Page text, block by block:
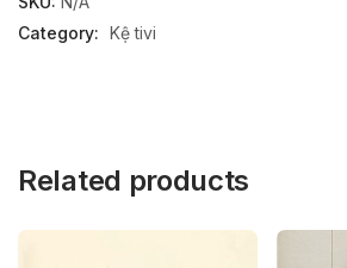
Category: Kệ tivi
Related products